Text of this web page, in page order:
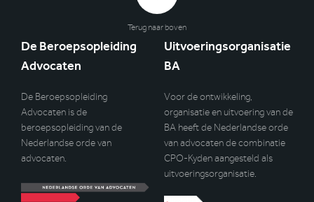
Terug naar boven
De Beroepsopleiding
Advocaten
De Beroepsopleiding
Advocaten is de
beroepsopleiding van de
Nederlandse orde van
advocaten.
Uitvoeringsorganisatie
BA
Voor de ontwikkeling,
organisatie en uitvoering van de
BA heeft de Nederlandse orde
van advocaten de combinatie
CPO-Kyden aangesteld als
uitvoeringsorganisatie.